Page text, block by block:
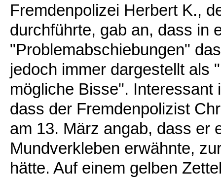
Fremdenpolizei Herbert K.,
durchführte, gab an, dass in
"Problemabschiebungen"
jedoch immer dargestellt als
mögliche Bisse".
dass der Fremdenpolizist
am 13. März angab, dass er
Mundverkleben erwähnte,
hätte. Auf einem gelben